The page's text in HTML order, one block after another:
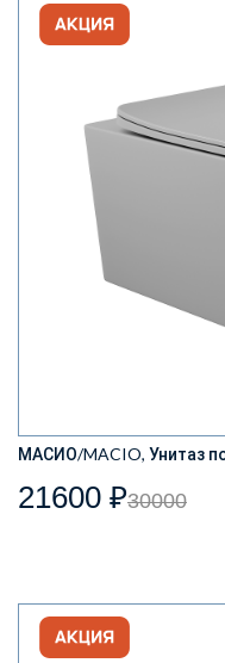
МАСИО/MACIO, Унитаз
21600 ₽30000